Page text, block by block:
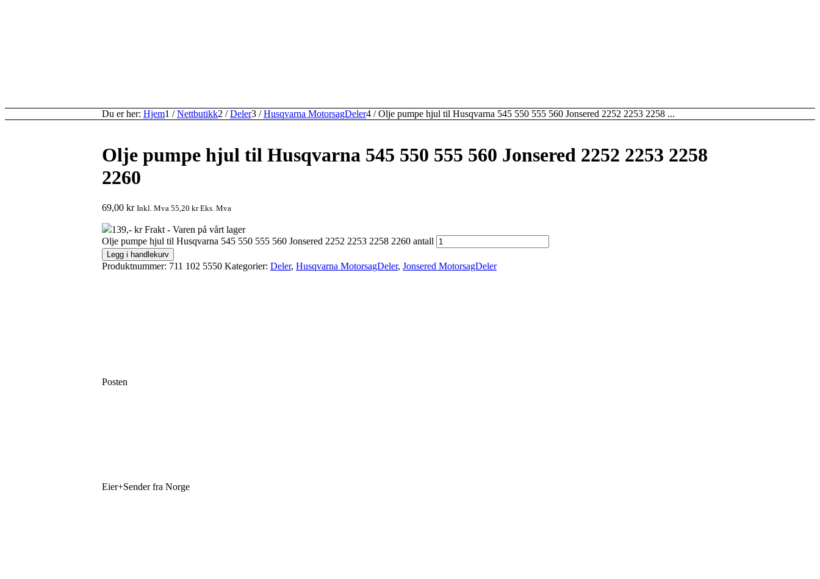
Du er her: Hjem1 / Nettbutikk2 / Deler3 / Husqvarna MotorsagDeler4 / Olje pumpe hjul til Husqvarna 545 550 555 560 Jonsered 2252 2253 2258 ...
Olje pumpe hjul til Husqvarna 545 550 555 560 Jonsered 2252 2253 2258
2260
69,00 kr Inkl. Mva 55,20 krEks. Mva
139,- kr Frakt - Varen på vårt lager
Olje pumpe hjul til Husqvarna 545 550 555 560 Jonsered 2252 2253 2258 2260 antall
Legg i handlekurv
Produktnummer: 711 102 5550 Kategorier: Deler, Husqvarna MotorsagDeler, Jonsered MotorsagDeler
Posten
Eier+Sender fra Norge